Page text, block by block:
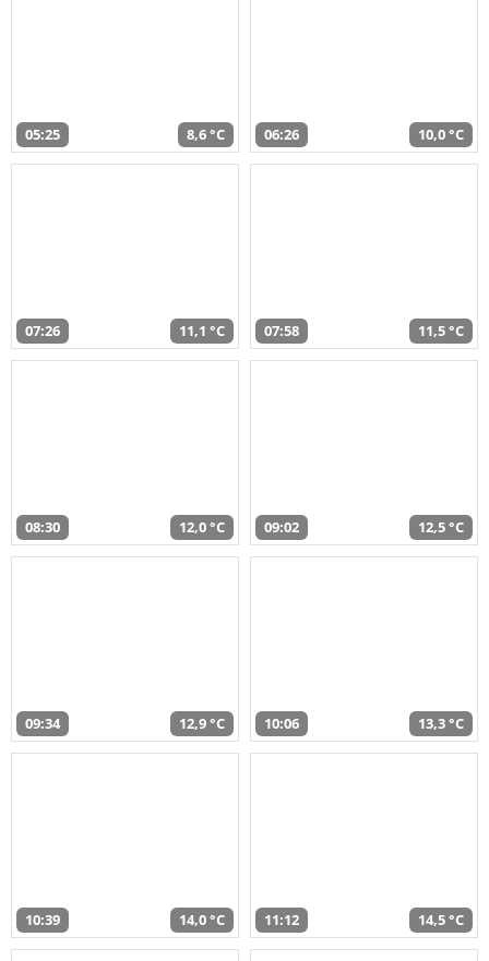
05:25 8,6 °C 06:26 10,0 °C
07:26 11,1 °C 07:58 11,5 °C
08:30 12,0 °C 09:02 12,5 °C
09:34 12,9 °C 10:06 13,3 °C
10:39 14,0 °C 11:12 14,5 °C